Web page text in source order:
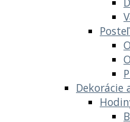
Dekorácie